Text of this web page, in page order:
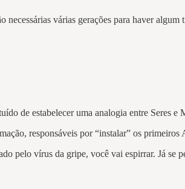
várias gerações para haver
de estabelecer uma analogia entre Seres e
responsáveis por “instalar” os primeiros
pelo vírus da gripe, você vai espirrar. Já se